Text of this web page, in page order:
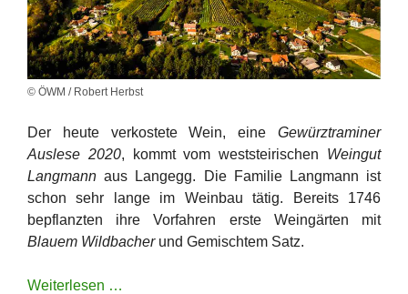
© ÖWM / Robert Herbst
Der heute verkostete Wein, eine Gewürztraminer
Auslese 2020, kommt vom weststeirischen Weingut
Langmann aus Langegg. Die Familie Langmann ist
schon sehr lange im Weinbau tätig. Bereits 1746
bepflanzten ihre Vorfahren erste Weingärten mit
Blauem Wildbacherund Gemischtem Satz.
Weiterlesen …